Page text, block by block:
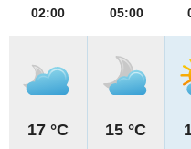
02:00
17 °C
05:00
15 °C